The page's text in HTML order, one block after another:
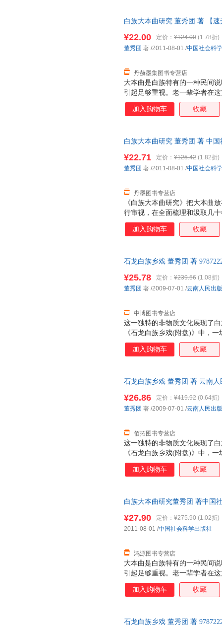
白族大本曲研究 董秀团 著 【
大本曲是白族特有的一种民间
引起足够重视。老一辈学者在
言，大本曲的研究在历史源流
的空间。《白族大本曲研究》
定又充满互动的系统。进而，
关系，希望能更系统、深入地
术形式。
¥22.00 定价： ¥124.00 (1.78折)
丹赫墨集图书专营店
董秀团 著 /2011-08-01 /中国社会科
加入购物车 收藏
白族大本曲研究 董秀团 著 中国
《白族大本曲研究》把大本曲
行审视，在全面梳理和汲取几
成果基础上．较为全面、系统
包括大本曲产生发展的社会文
等诸多问题。
¥22.71 定价： ¥125.42 (1.82折)
丹墨图书专营店
董秀团 著 /2011-08-01 /中国社会科
加入购物车 收藏
石龙白族乡戏 董秀团 著
这一独特的非物质文化展现了
《石龙白族乡戏(附盘)》中，
粉墨登场。 “山歌隐约穷愁外
在乡戏台上唱乡戏的习俗。 旧
¥25.78 定价： ¥239.56 (1.08折)
中博图书专营店
董秀团 著 /2009-07-01 /云南人民出
加入购物车 收藏
石龙白族乡戏 董秀团 著 云南
这一独特的非物质文化展现了
《石龙白族乡戏(附盘)》中，
粉墨登场。 “山歌隐约穷愁外
在乡戏台上唱乡戏的习俗。 旧
¥26.86 定价： ¥419.92 (0.64折)
佰拓图书专营店
董秀团 著 /2009-07-01 /云南人民出
加入购物车 收藏
白族大本曲研究董秀团 著中国
大本曲是白族特有的一种民间
引起足够重视。老一辈学者在
言，大本曲的研究在历史源流
的空间。《白族大本曲研究》
定又充满互动的系统。进而，
¥27.90 定价： ¥275.90 (1.02折)
鸿源图书专营店
2011-08-01 /中国社会科学出版社
加入购物车 收藏
石龙白族乡戏 董秀团 著